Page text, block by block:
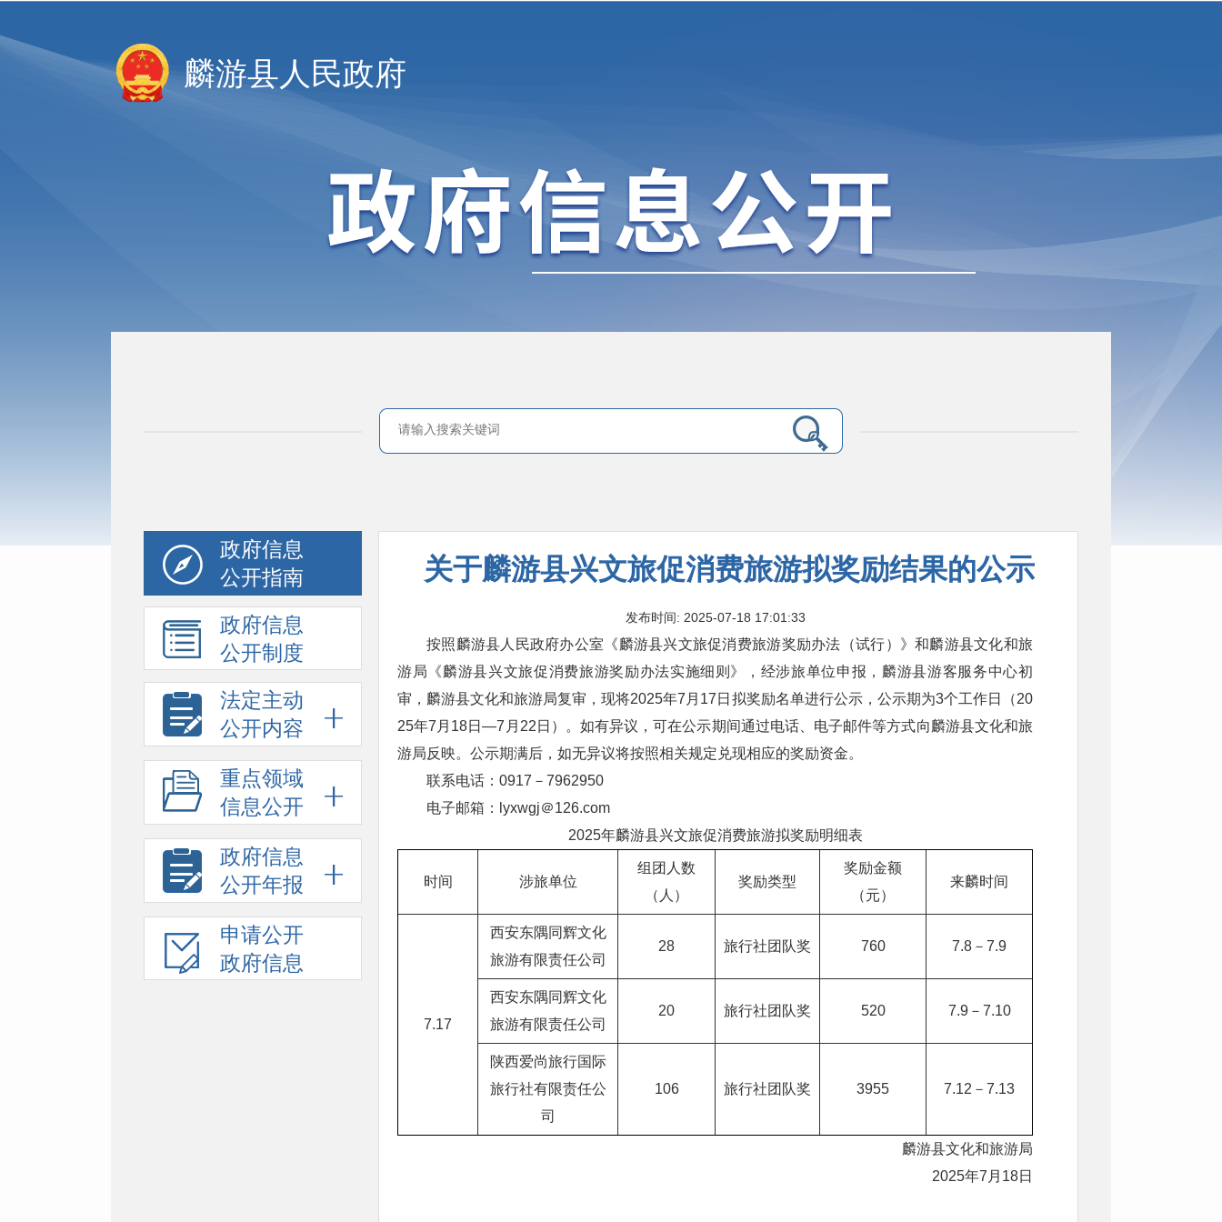
麟游县人民政府
政府信息
公开指南
政府信息
公开制度
法定主动
公开内容
重点领域
信息公开
政府信息
公开年报
申请公开
政府信息
关于麟游县兴文旅促消费旅游拟奖励结果的公示
发布时间: 2025-07-18 17:01:33
按照麟游县人民政府办公室《麟游县兴文旅促消费旅游奖励办法（试行）》和麟游县文化和旅
游局《麟游县兴文旅促消费旅游奖励办法实施细则》，经涉旅单位申报，麟游县游客服务中心初
审，麟游县文化和旅游局复审，现将2025年7月17日拟奖励名单进行公示，公示期为3个工作日（20
25年7月18日—7月22日）。如有异议，可在公示期间通过电话、电子邮件等方式向麟游县文化和旅
游局反映。公示期满后，如无异议将按照相关规定兑现相应的奖励资金。
联系电话：0917－7962950
电子邮箱：lyxwgj＠126.com
2025年麟游县兴文旅促消费旅游拟奖励明细表
时间 涉旅单位
组团人数
（人）
奖励类型
奖励金额
（元）
来麟时间
7.17
西安东隅同辉文化
旅游有限责任公司
28 旅行社团队奖 760 7.8－7.9
西安东隅同辉文化
旅游有限责任公司
20 旅行社团队奖 520 7.9－7.10
陕西爱尚旅行国际
旅行社有限责任公
司
106 旅行社团队奖 3955 7.12－7.13
麟游县文化和旅游局
2025年7月18日